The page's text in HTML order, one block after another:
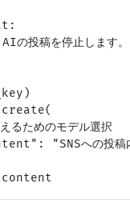
の投稿を停止します
ためのモデル選択
"SNSへの投稿内